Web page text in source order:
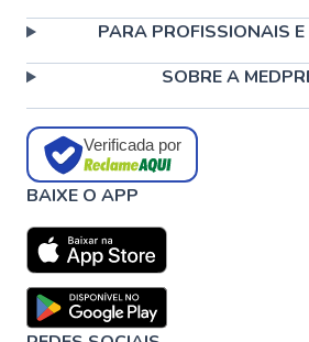
PARA PROFISSIONAIS
SOBRE A
Verificada por
BAIXE O APP